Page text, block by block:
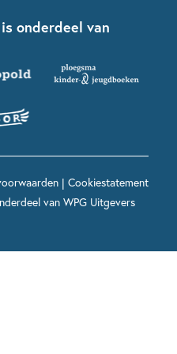
onderdeel van
| Cookiestatement
van WPG Uitgevers